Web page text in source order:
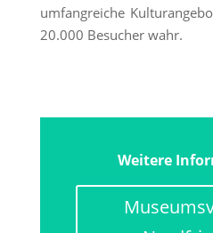
umfangreiche
20.000 Besucher wahr.
Weitere